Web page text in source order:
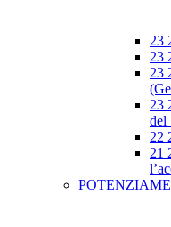
23
23
23
23
del
22
21